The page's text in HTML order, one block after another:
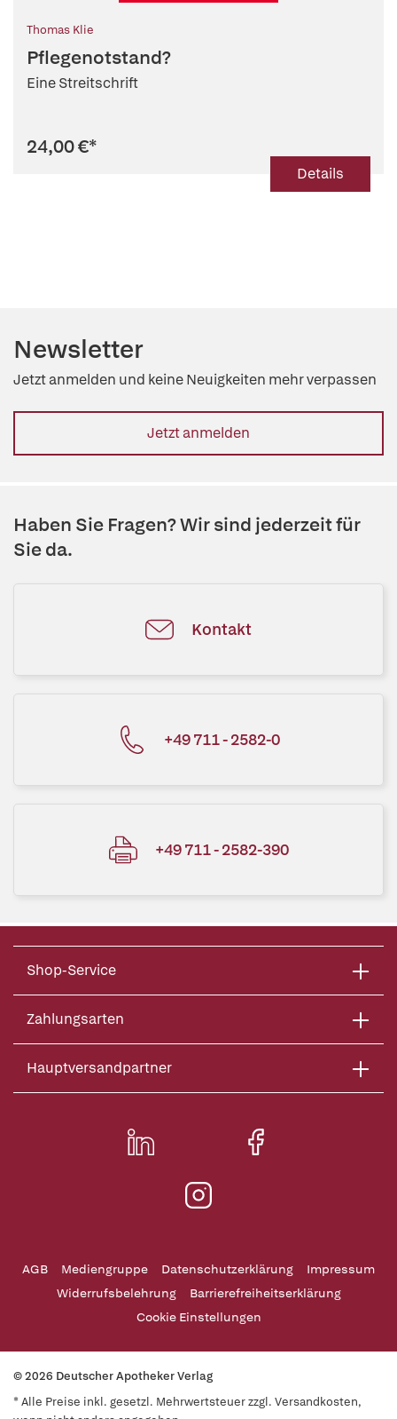
Thomas Klie
Pflegenotstand?
Eine Streitschrift
24,00 €*
Details
Newsletter
Jetzt anmelden und keine Neuigkeiten mehr verpassen
Jetzt anmelden
Haben Sie Fragen? Wir sind jederzeit für
Sie da.
Kontakt
+49 711 - 2582-0
+49 711 - 2582-390
Shop-Service
Zahlungsarten
Hauptversandpartner
AGB Mediengruppe Datenschutzerklärung
Impressum
Widerrufsbelehrung
Barrierefreiheitserklärung
Cookie Einstellungen
© 2026 Deutscher Apotheker Verlag
* Alle Preise inkl. gesetzl. Mehrwertsteuer zzgl. Versandkosten,